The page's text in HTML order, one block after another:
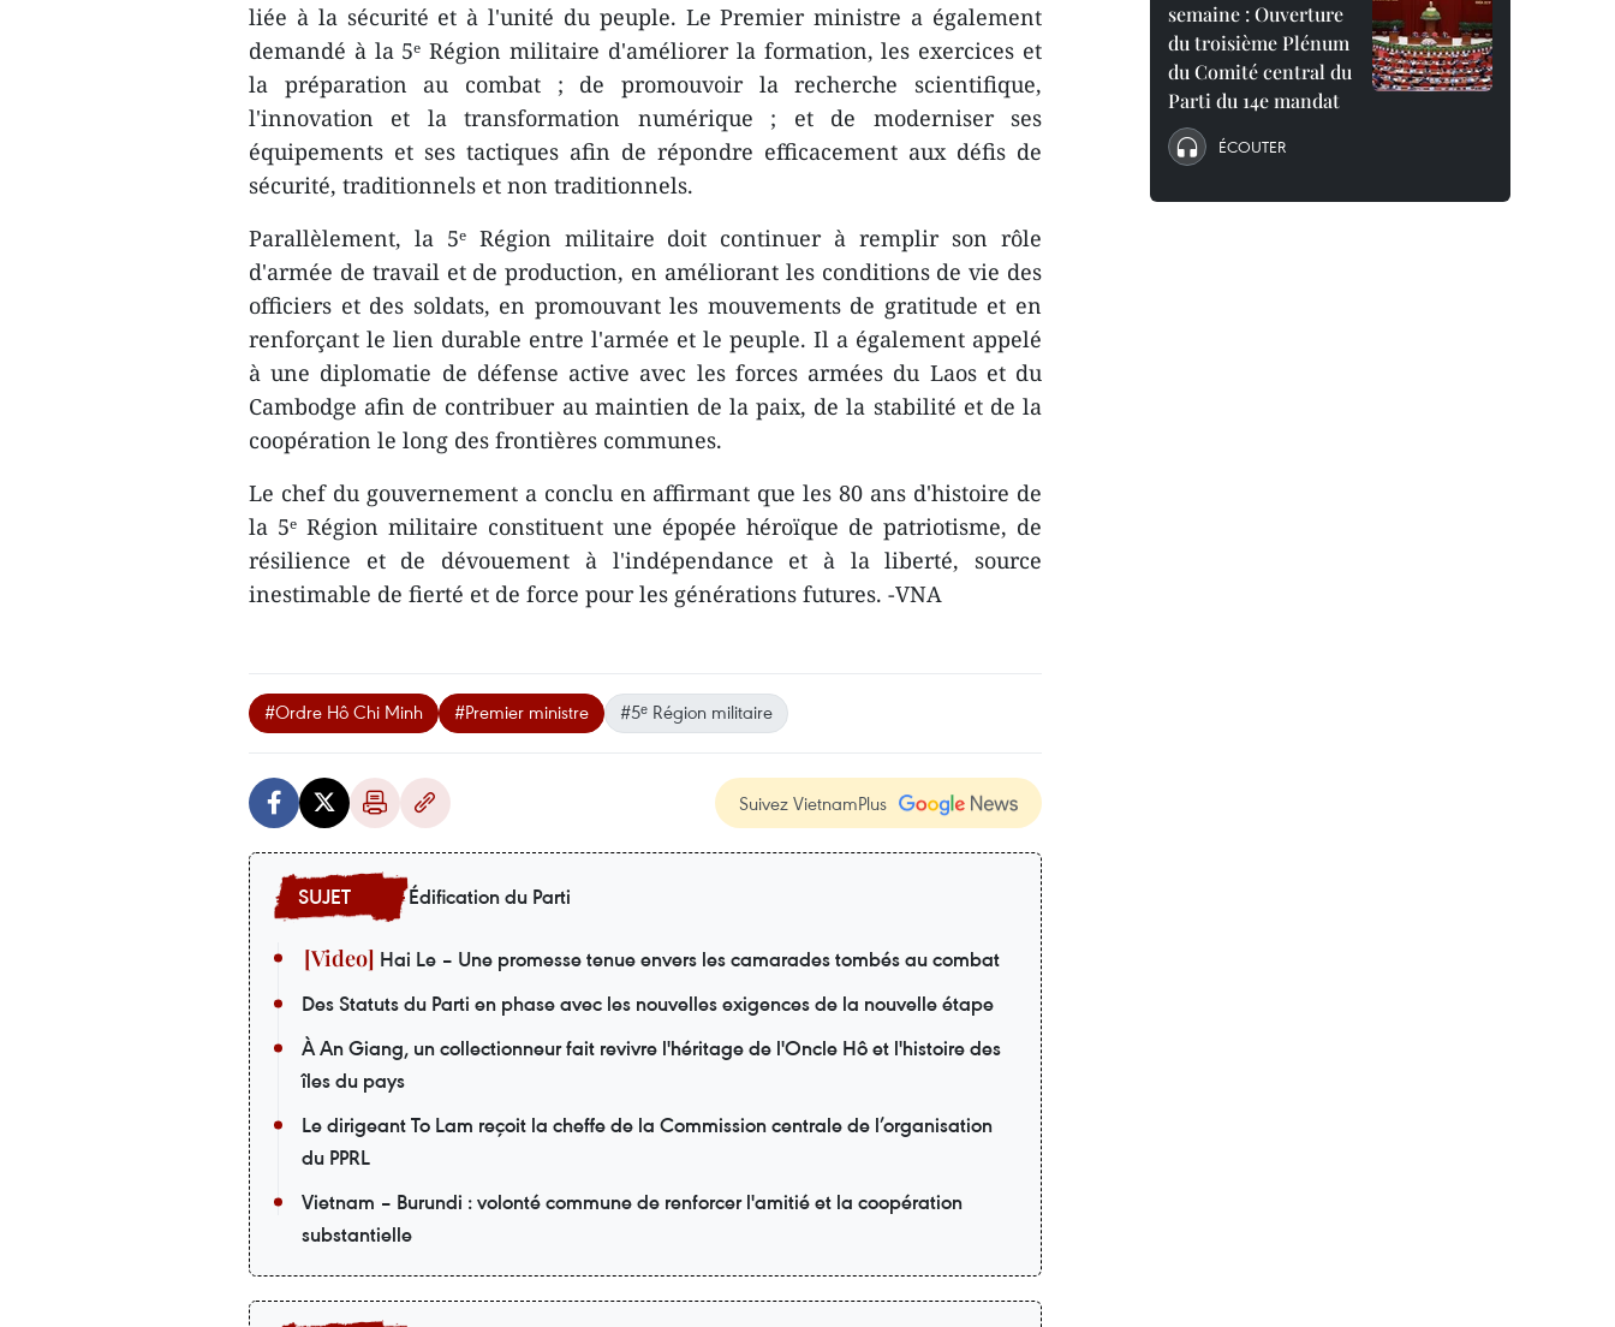
liée à la sécurité et à l'unité du peuple. Le Premier ministre a également
demandé à la 5ᵉ Région militaire d'améliorer la formation, les exercices et
la préparation au combat ; de promouvoir la recherche scientifique,
l'innovation et la transformation numérique ; et de moderniser ses
équipements et ses tactiques afin de répondre efficacement aux défis de
sécurité, traditionnels et non traditionnels.
Parallèlement, la 5ᵉ Région militaire doit continuer à remplir son rôle
d'armée de travail et de production, en améliorant les conditions de vie des
officiers et des soldats, en promouvant les mouvements de gratitude et en
renforçant le lien durable entre l'armée et le peuple. Il a également appelé
à une diplomatie de défense active avec les forces armées du Laos et du
Cambodge afin de contribuer au maintien de la paix, de la stabilité et de la
coopération le long des frontières communes.
Le chef du gouvernement a conclu en affirmant que les 80 ans d'histoire de
la 5ᵉ Région militaire constituent une épopée héroïque de patriotisme, de
résilience et de dévouement à l'indépendance et à la liberté, source
inestimable de fierté et de force pour les générations futures. -VNA
#Ordre Hô Chi Minh #Premier ministre #5ᵉ Région militaire
Suivez VietnamPlus
Édification du Parti
Hai Le – Une promesse tenue envers les camarades tombés au combat
Des Statuts du Parti en phase avec les nouvelles exigences de la nouvelle étape
À An Giang, un collectionneur fait revivre l'héritage de l'Oncle Hô et l'histoire des
îles du pays
Le dirigeant To Lam reçoit la cheffe de la Commission centrale de l’organisation
du PPRL
Vietnam – Burundi : volonté commune de renforcer l'amitié et la coopération
substantielle
semaine : Ouverture
du troisième Plénum
du Comité central du
Parti du 14e mandat
ÉCOUTER